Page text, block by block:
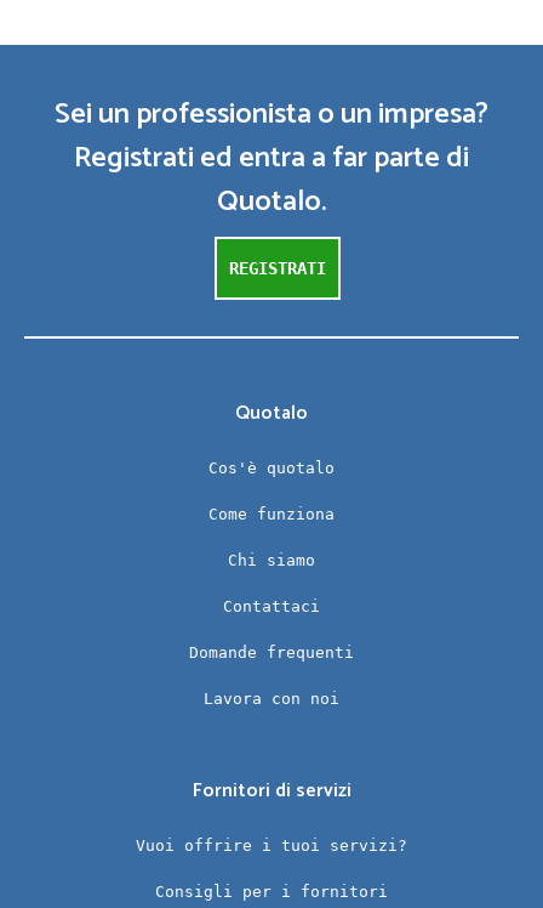
Sei un professionista o un impresa?
Registrati ed entra a far parte di
Quotalo.
REGISTRATI
Quotalo
Cos'è quotalo
Come funziona
Chi siamo
Contattaci
Domande frequenti
Lavora con noi
Fornitori di servizi
Vuoi offrire i tuoi servizi?
Consigli per i fornitori